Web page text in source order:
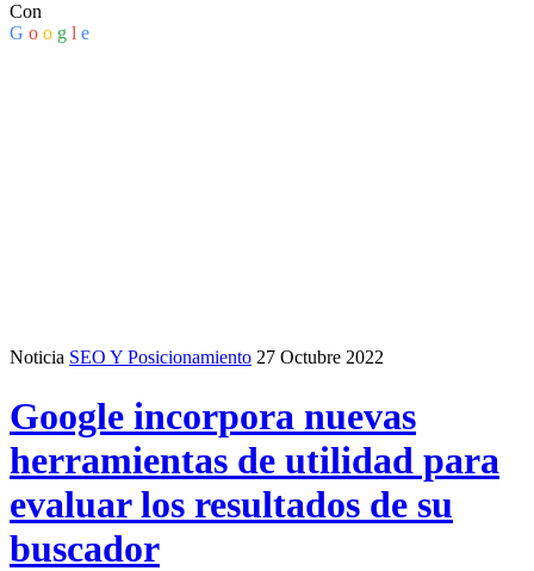
Con
G o o g l e
Noticia SEO Y Posicionamiento 27 Octubre 2022
Google incorpora nuevas
herramientas de utilidad para
evaluar los resultados de su
buscador